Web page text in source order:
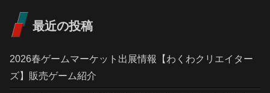
最近の投稿
2026春ゲームマーケット出展情報【わくわクリエイター
ズ】販売ゲーム紹介